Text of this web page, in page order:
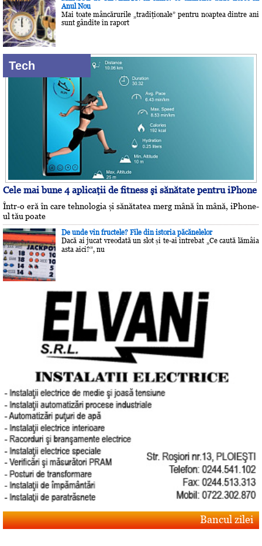
Anul Nou
Mai toate mâncărurile „tradiţionale” pentru noaptea dintre ani
sunt gândite în raport
Tech
Cele mai bune 4 aplicaţii de fitness şi sănătate pentru iPhone
Într-o eră în care tehnologia și sănătatea merg mână în mână, iPhone-
ul tău poate
De unde vin fructele? File din istoria păcănelelor
Dacă ai jucat vreodată un slot și te-ai întrebat „Ce caută lămâia
asta aici?”, nu
Bancul zilei